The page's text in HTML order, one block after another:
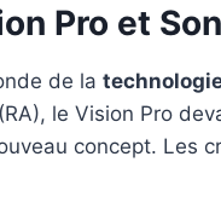
Pro et
de la
le Vision Pro
concept. Les